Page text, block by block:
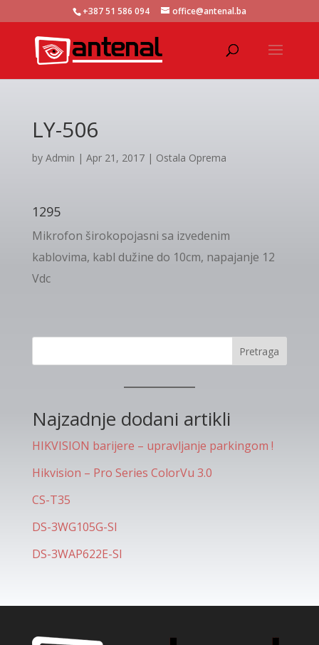
+387 51 586 094 office@antenal.ba
LY-506
by Admin | Apr 21, 2017| Ostala Oprema
1295
Mikrofon širokopojasni sa izvedenim
kablovima, kabl dužine do 10cm, napajanje 12
Vdc
Pretraga
Najzadnje dodani artikli
HIKVISION barijere – upravljanje parkingom !
Hikvision – Pro Series ColorVu 3.0
CS-T35
DS-3WG105G-SI
DS-3WAP622E-SI